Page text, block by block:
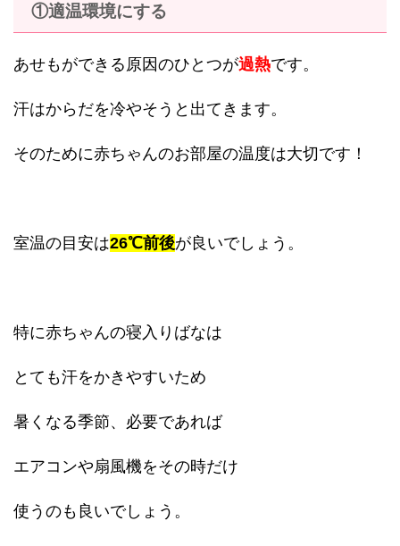
①適温環境にする
あせもができる原因のひとつが過熱です。
汗はからだを冷やそうと出てきます。
そのために赤ちゃんのお部屋の温度は大切です！
室温の目安は26℃前後が良いでしょう。
特に赤ちゃんの寝入りばなは
とても汗をかきやすいため
暑くなる季節、必要であれば
エアコンや扇風機をその時だけ
使うのも良いでしょう。